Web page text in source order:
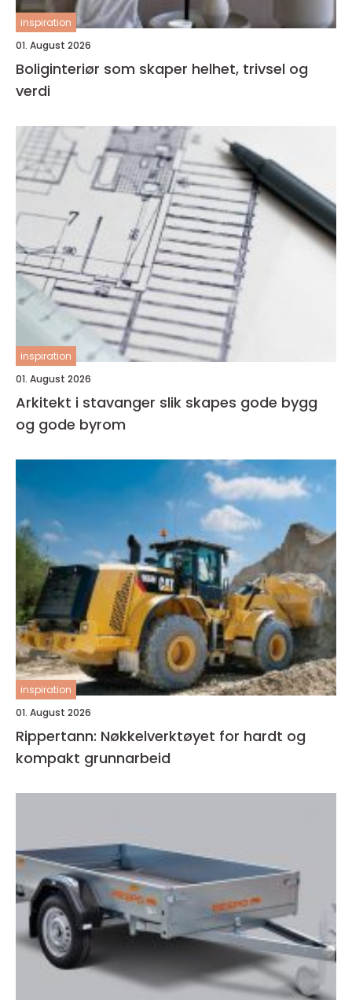
inspiration
01. August 2026
Boliginteriør som skaper helhet, trivsel og
verdi
inspiration
01. August 2026
Arkitekt i stavanger slik skapes gode bygg
og gode byrom
inspiration
01. August 2026
Rippertann: Nøkkelverktøyet for hardt og
kompakt grunnarbeid